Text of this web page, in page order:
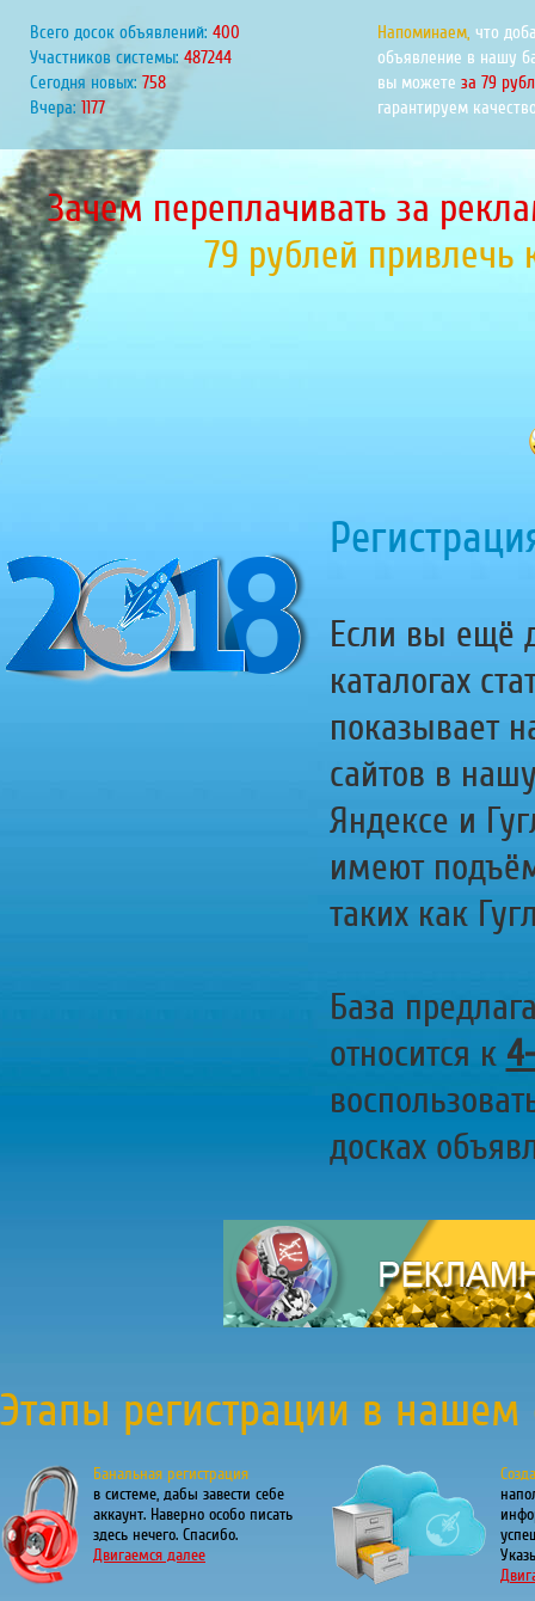
Всего досок объявлений: 448
Участников системы: 545485
Сегодня новых: 849
Вчера: 1318
Напоминаем, что
объявление в нашу
вы можете за 79
гарантируем
Зачем переплачивать за
79 рублей
Если вы ещё
каталогах
показывает
сайтов в
Яндексе и
имеют
таких как
База
относится к
досках
Этапы регистрации в нашем
Банальная регистрация
в системе, дабы завести себе
аккаунт. Наверно особо писать
здесь нечего. Спасибо.
Двигаемся далее